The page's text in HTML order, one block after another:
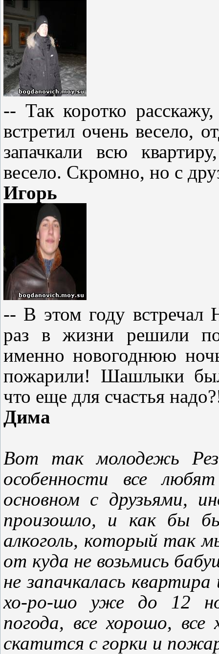
-- Так коротко
встретил очень весело,
запачкали всю
весело. Скромно, но с
Игорь
-- В этом году
раз в жизни решили
именно новогоднюю
пожарили! Шашлыки
что еще для счастья
Дима
Вот так молодежь
особенности все
основном с друзьями,
произошло, и как бы
алкоголь, который так
от куда не возьмись
не запачкалась
хо-ро-шо уже до 12
погода, все хорошо,
скатится с горки и